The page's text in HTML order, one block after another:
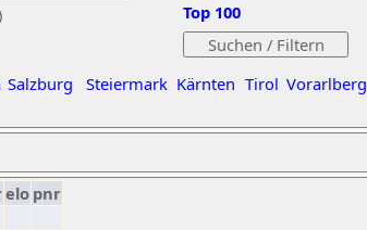
Salzburg Steiermark Kärnten Tirol Vorarlberg
Top 100
elo pnr